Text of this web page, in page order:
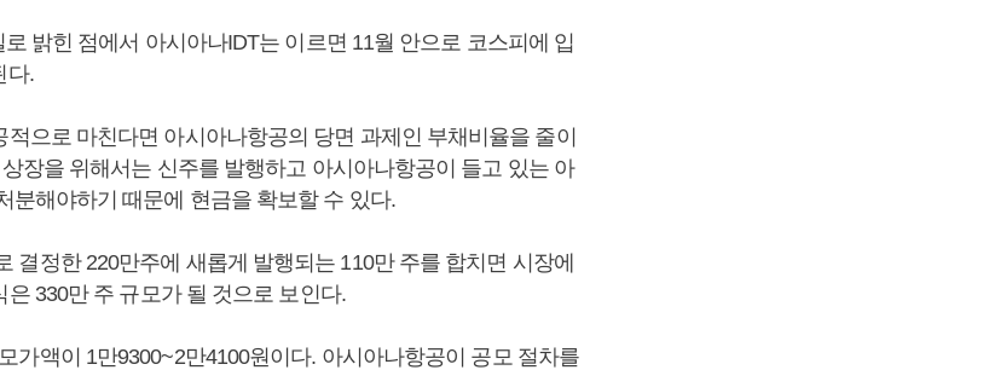
밝힌 점에서 아시아나IDT는 이르면 11월 안으로 코스피에 입
다.
적으로 마친다면 아시아나항공의 당면 과제인 부채비율을 줄이
장을 위해서는 신주를 발행하고 아시아나항공이 들고 있는 아
분해야하기 때문에 현금을 확보할 수 있다.
결정한 220만주에 새롭게 발행되는 110만 주를 합치면 시장에
330만 주 규모가 될 것으로 보인다.
가액이 1만9300~2만4100원이다. 아시아나항공이 공모 절차를